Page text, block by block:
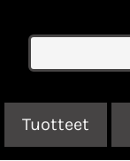
Tuotteet